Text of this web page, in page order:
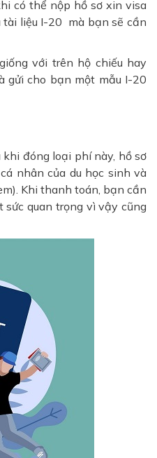
có thể nộp hồ sơ xin visa
tài liệu I-20 mà bạn sẽ cần
với trên hộ chiếu hay
gửi cho bạn một mẫu I-20
đóng loại phí này, hồ sơ
nhân của du học sinh và
Khi thanh toán, bạn cần
quan trọng vì vậy cũng